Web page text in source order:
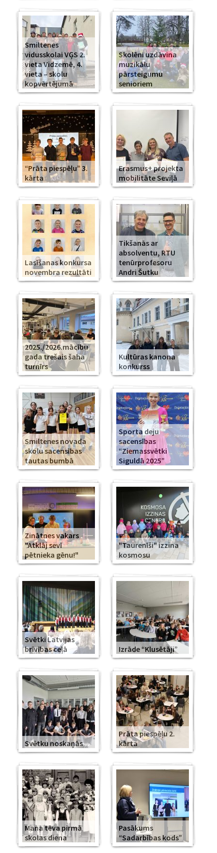
Smiltenes
vidusskolai VĢS 2.
vieta Vidzemē, 4.
vieta – skolu
kopvērtējumā
Skolēni uzdāvina
muzikālu
pārsteigumu
senioriem
“Prāta piespēļu” 3.
kārta
Erasmus+ projekta
mobilitāte Seviļā
Lasīšanas konkursa
novembra rezultāti
Tikšanās ar
absolventu, RTU
tenūrprofesoru
Andri Šutku
2025./2026.mācību
gada trešais šaha
turnīrs
Kultūras kanona
konkurss
Smiltenes novada
skolu sacensības
tautas bumbā
Sporta deju
sacensības
“Ziemassvētki
Siguldā 2025”
Zinātnes vakars
"Atklāj sevī
pētnieka gēnu!"
"Taurenīši" izzina
kosmosu
Svētki Latvijas
brīvības ceļā
Izrāde “Klusētāji”
Svētku noskaņās
Prāta piespēļu 2.
kārta
Mana tēva pirmā
skolas diena
Pasākums
“Sadarbības kods”